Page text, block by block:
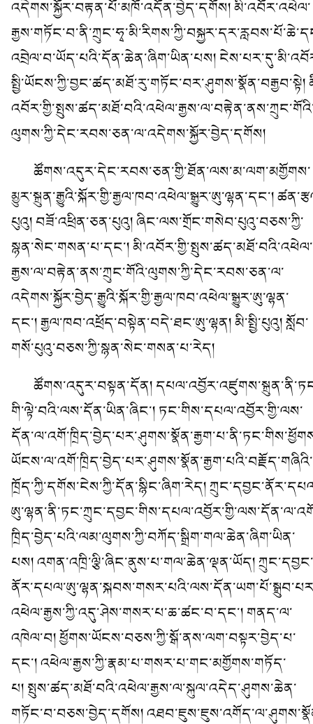
འདེགས་སྐྱོར་བརྟན་པོ་མཁོ་འདོན་བྱེད་དགོས། མི་འབོར་འཕེལ་
འབྲེལ་བ་ཡོད་པའི་དོན་ཆེན་ཞིག་ཡིན་པས།
སྤྱི་ཡོངས་ཀྱི་བྱང་ཚད་མཐོ་རུ་གཏོང་བར་ཤུགས་སྣོན་བརྒྱབ་སྟེ།
ལུགས་ཀྱི་དེང་རབས་ཅན་ལ་འདེགས་སྐྱོར་བྱེད་དགོས།
ཚོགས་འདུར་དེང་རབས་ཅན་གྱི་ཐོན་ལས་མ་ལག་མགྱོགས་
མྱུར་སྐྲུན་རྒྱུའི་སྐོར་གྱི་རྒྱལ་ཁབ་འཕེལ་སྒྱུར་ཨུ་ལྷན་དང་།
པུའུ། བཟོ་འཕྲིན་ཅན་པུའུ། ཞིང་ལས་གྲོང་གསེབ་པུའུ་བཅས་ཀྱི་
སྙན་སེང་གསན་པ་དང་། མི་འབོར་གྱི་སྤུས་ཚད་མཐོ་བའི་འཕེལ་
རྒྱས་ལ་བརྟེན་ནས་ཀྲུང་གོའི་ལུགས་ཀྱི་དེང་རབས་ཅན་ལ་
འདེགས་སྐྱོར་བྱེད་རྒྱུའི་སྐོར་གྱི་རྒྱལ་ཁབ་འཕེལ་སྒྱུར་ཨུ་ལྷན་
དང་། རྒྱལ་ཁབ་འཕྲོད་བསྟེན་བདེ་ཐང་ཨུ་ལྷན། མི་སྤྱི་པུའུ། སློབ་
གསོ་པུའུ་བཅས་ཀྱི་སྙན་སེང་གསན་པ་རེད།
ཚོགས་འདུར་བསྟན་དོན།
གི་ལྟེ་བའི་ལས་དོན་ཡིན་ཞིང་། ཏང་གིས་དཔལ་འབྱོར་གྱི་ལས་
ཡོངས་ལ་འགོ་ཁྲིད་བྱེད་པར་ཤུགས་སྣོན་རྒྱག་པའི་བརྗོད་གཞིའི་
ཁྲོད་ཀྱི་དགོས་ངེས་ཀྱི་དོན་སྙིང་ཞིག་རེད།
ཁྲིད་བྱེད་པའི་ལམ་ལུགས་ཀྱི་བཀོད་སྒྲིག་གལ་ཆེན་ཞིག་ཡིན་
པས། འགན་འཁྲི་ལྕི་ཞིང་ནུས་པ་གལ་ཆེན་ལྡན་ཡོད། ཀྲུང་དབྱང་
འཕེལ་རྒྱས་ཀྱི་འདུ་ཤེས་གསར་པ་ཆ་ཚང་བ་དང་། གནད་ལ་
འཁེལ་བ། ཕྱོགས་ཡོངས་བཅས་ཀྱི་སྒོ་ནས་ལག་བསྟར་བྱེད་པ་
དང་། འཕེལ་རྒྱས་ཀྱི་རྣམ་པ་གསར་པ་གང་མགྱོགས་གཏོད་
པ། སྤུས་ཚད་མཐོ་བའི་འཕེལ་རྒྱས་ལ་སྐུལ་འདེད་ཤུགས་ཆེན་
གཏོང་བ་བཅས་བྱེད་དགོས།